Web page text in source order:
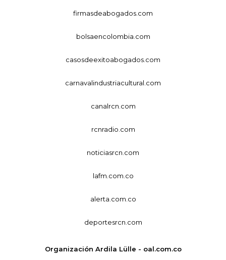
firmasdeabogados.com
bolsaencolombia.com
casosdeexitoabogados.com
carnavalindustriacultural.com
canalrcn.com
rcnradio.com
noticiasrcn.com
lafm.com.co
alerta.com.co
deportesrcn.com
Organización Ardila Lülle - oal.com.co